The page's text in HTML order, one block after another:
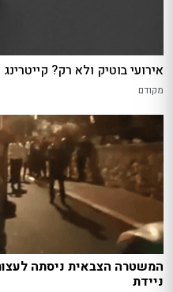
אירועי בוטיק ולא רק?
מקודם
המשטרה הצבאית ניסתה
ניידת